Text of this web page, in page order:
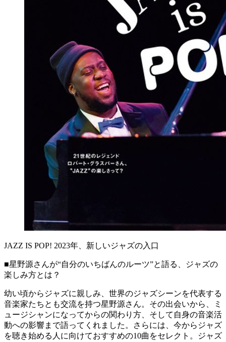
JAZZ IS POP! 2023年、新しいジャズの入口
■星野源さんが“自分のいちばんのルーツ”と語る、ジャズの
楽しみ方とは？
幼い頃からジャズに親しみ、世界のジャズシーンを代表する
音楽家たちとも交流を持つ星野源さん。その出会いから、ミ
ュージシャンになってからの関わり方、そして自身の音楽活
動への影響まで語ってくれました。さらには、今からジャズ
を聴き始める人に向けておすすめの10曲をセレクト。ジャズ